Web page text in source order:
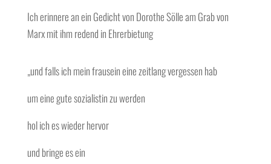
Ich erinnere an ein Gedicht von Dorothe Sölle am Grab von
Marx mit ihm redend in Ehrerbietung
„und falls ich mein frausein eine zeitlang vergessen hab
um eine gute sozialistin zu werden
hol ich es wieder hervor
und bringe es ein